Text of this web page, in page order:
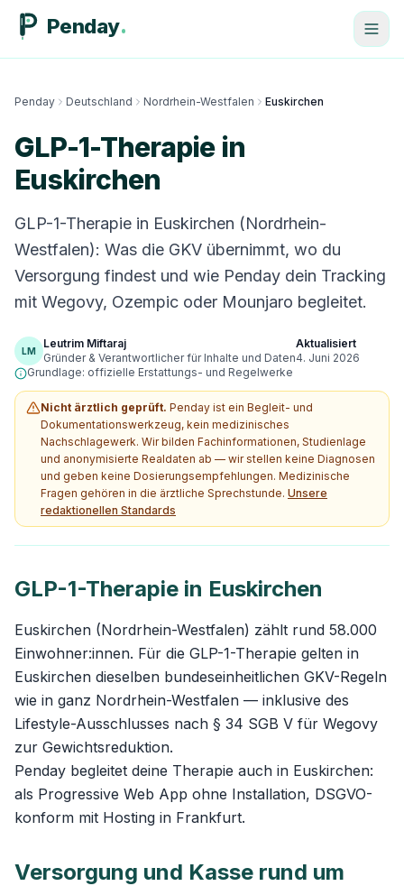
Penday
Penday Deutschland Nordrhein-Westfalen Euskirchen
GLP-1-Therapie in
Euskirchen
GLP-1-Therapie in Euskirchen (Nordrhein-
Westfalen): Was die GKV übernimmt, wo du
Versorgung findest und wie Penday dein Tracking
mit Wegovy, Ozempic oder Mounjaro begleitet.
LM
Leutrim Miftaraj
Gründer & Verantwortlicher für Inhalte und Daten
Aktualisiert
4. Juni 2026
Grundlage: offizielle Erstattungs- und Regelwerke
Nicht ärztlich geprüft. Penday ist ein Begleit- und
Dokumentationswerkzeug, kein medizinisches
Nachschlagewerk. Wir bilden Fachinformationen, Studienlage
und anonymisierte Realdaten ab — wir stellen keine Diagnosen
und geben keine Dosierungsempfehlungen. Medizinische
Fragen gehören in die ärztliche Sprechstunde. Unsere
redaktionellen Standards
GLP-1-Therapie in Euskirchen
Euskirchen (Nordrhein-Westfalen) zählt rund 58.000
Einwohner:innen. Für die GLP-1-Therapie gelten in
Euskirchen dieselben bundeseinheitlichen GKV-Regeln
wie in ganz Nordrhein-Westfalen — inklusive des
Lifestyle-Ausschlusses nach § 34 SGB V für Wegovy
zur Gewichtsreduktion.
Penday begleitet deine Therapie auch in Euskirchen:
als Progressive Web App ohne Installation, DSGVO-
konform mit Hosting in Frankfurt.
Versorgung und Kasse rund um